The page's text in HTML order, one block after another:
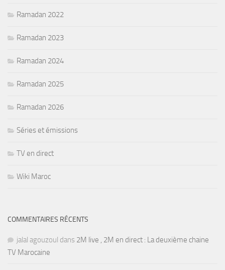
Ramadan 2022
Ramadan 2023
Ramadan 2024
Ramadan 2025
Ramadan 2026
Séries et émissions
TV en direct
Wiki Maroc
COMMENTAIRES RÉCENTS
jalal agouzoul dans 2M live , 2M en direct : La deuxième chaine
TV Marocaine